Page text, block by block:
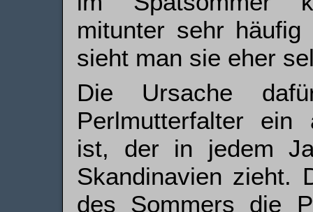
mitunter sehr
sieht man sie eher
Die Ursache
Perlmutterfalter ein
ist, der in jedem
Skandinavien zieht.
des Sommers die